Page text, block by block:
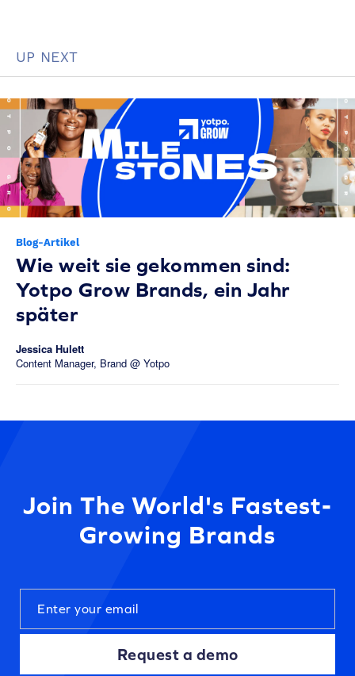
UP NEXT
Blog-Artikel
Wie weit sie gekommen sind:
Yotpo Grow Brands, ein Jahr
später
Jessica Hulett
Content Manager, Brand @ Yotpo
Join The World's Fastest-
Growing Brands
Request a demo